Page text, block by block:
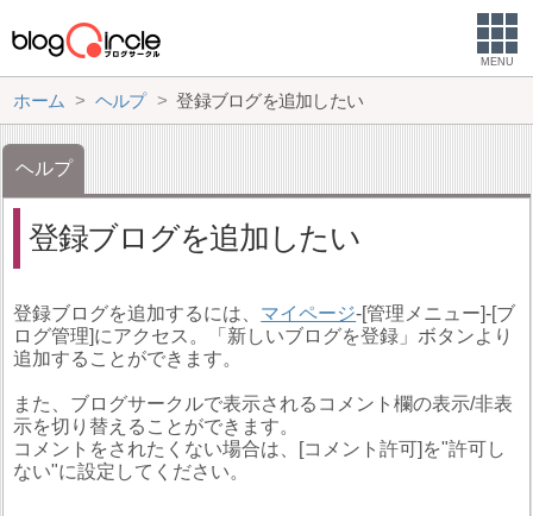
MENU
ホーム ヘルプ 登録ブログを追加したい
ヘルプ
登録ブログを追加したい
登録ブログを追加するには、 マイページ-[管理メニュー]-[ブ
ログ管理]にアクセス。「新しいブログを登録」ボタンより
追加することができます。
また、ブログサークルで表示されるコメント欄の表示/非表
示を切り替えることができます。
コメントをされたくない場合は、[コメント許可]を"許可し
ない"に設定してください。